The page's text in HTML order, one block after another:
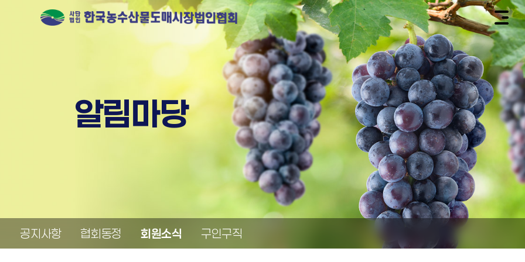
알림마당
공지사항 협회동정 회원소식 구인구직